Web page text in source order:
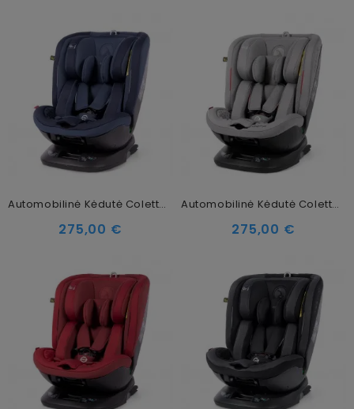
Automobilinė Kėdutė Coletto Logos I-SIZE Navy 40-150 Cm (0-36kg)
275,00 €
Automobilinė Kėdutė Coletto Logos I-SIZE Grey 40-150 Cm (0-36kg)
275,00 €